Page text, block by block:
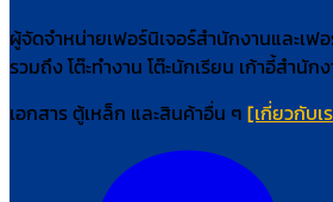
ผู้จัดจำหน่ายเฟอร์นิเจอร์สำนักงานและเฟ
รวมถึง โต๊ะทำงาน โต๊ะนักเรียน เก้าอี้สำนัก
เอกสาร ตู้เหล็ก และสินค้าอื่น ๆ [เกี่ยวกับเ